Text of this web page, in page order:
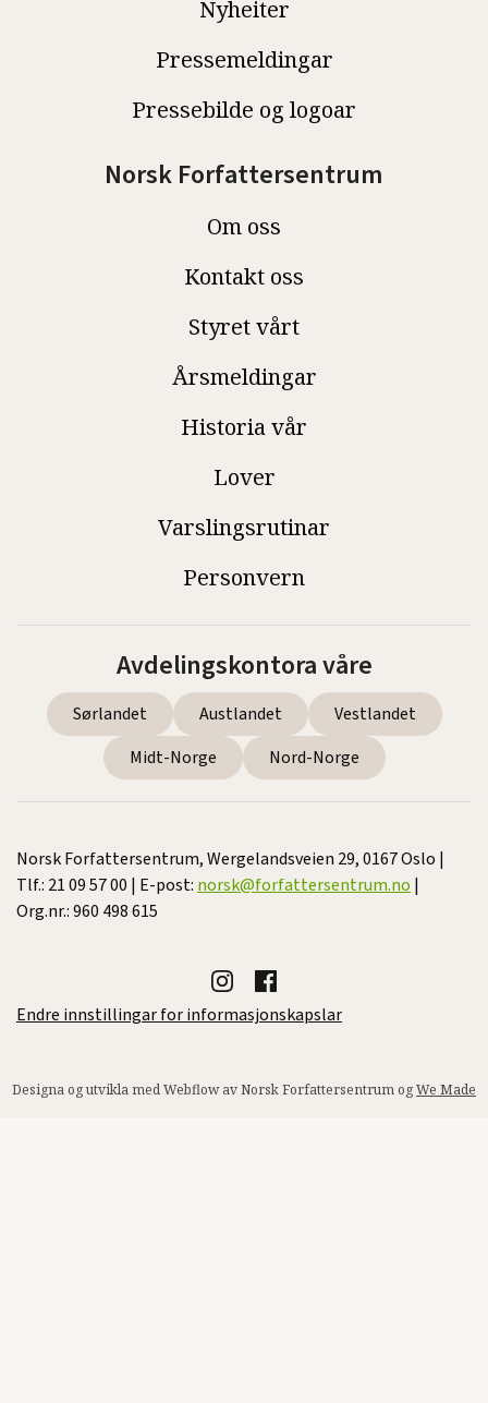
Nyheiter
Pressemeldingar
Pressebilde og logoar
Norsk Forfattersentrum
Om oss
Kontakt oss
Styret vårt
Årsmeldingar
Historia vår
Lover
Varslingsrutinar
Personvern
Avdelingskontora våre
Sørlandet Austlandet
Vestlandet
Midt-Norge
Nord-Norge
Norsk Forfattersentrum, Wergelandsveien 29, 0167 Oslo |
Tlf.: 21 09 57 00 | E-post: norsk@forfattersentrum.no |
Org.nr.: 960 498 615
Endre innstillingar for informasjonskapslar
Designa og utvikla med Webflow av Norsk Forfattersentrum ogWe Made